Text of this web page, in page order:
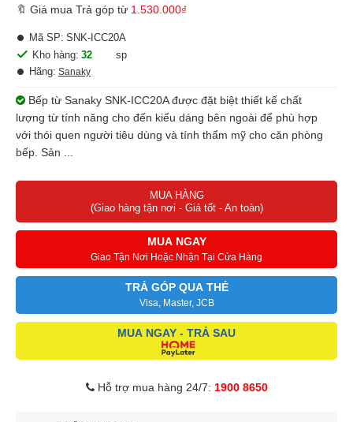
🔖 Giá mua Trả góp từ 1.530.000₫
Kho hàng: 32
sp
Hãng: Sanaky
Mã SP: SNK-ICC20A
Bếp từ Sanaky SNK-ICC20A được đặt biệt thiết kế chất
lượng từ tính năng cho đến kiểu dáng bên ngoài để phù hợp
với thói quen người tiêu dùng và tính thẩm mỹ cho căn phòng
bếp. Sản ...
MUA HÀNG
(Giao hàng tận nơi - Giá tốt - An toàn)
MUA NGAY
Giao Tận Nơi Hoặc Nhận Tại Cửa Hàng
TRẢ GÓP QUA THẺ
Visa, Master, JCB
MUA NGAY - TRẢ SAU
Hỗ trợ mua hàng 24/7: 1900 8650